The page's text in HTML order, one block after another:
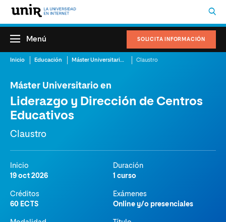
SOLICITA INFORMACIÓN
Menú
Inicio Educación Máster Universitario en Liderazgo y Dirección de Centros Educativos Claustro
Máster Universitario en
Liderazgo y Dirección de Centros
Educativos
Claustro
Inicio
19 oct 2026
Duración
1 curso
Créditos
60 ECTS
Exámenes
Online y/o presenciales